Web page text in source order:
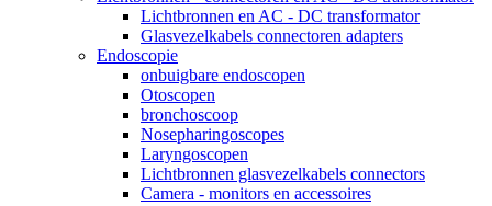
Lichtbronnen en AC - DC transformator
Glasvezelkabels connectoren adapters
Endoscopie
onbuigbare endoscopen
Otoscopen
bronchoscoop
Nosepharingoscopes
Laryngoscopen
Lichtbronnen glasvezelkabels connectors
Camera - monitors en accessoires